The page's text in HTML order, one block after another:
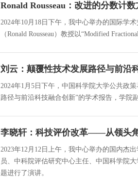
Ronald Rousseau：改进的分数计数
2024年10月18日下午，我中心举办的国际学
（Ronald Rousseau）教授以“Modified
刘云：颠覆性技术发展路径与前沿
2024年1月5日下午，中国科学院大学公共政
路径与前沿科技融合创新”的学术报告，学院
李晓轩：科技评价改革——从领头
2023年12月12日上午，我中心举办的国内杰
员、中科院评估研究中心主任、中国科学院
题进行了演讲。